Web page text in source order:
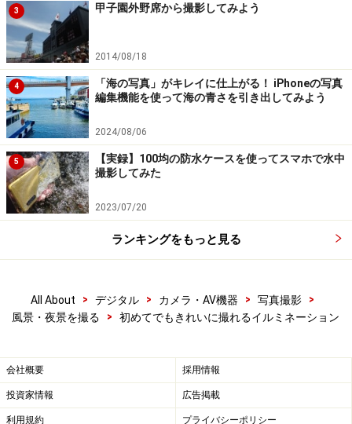
3 甲子園外野席から撮影してみよう
2014/08/18
4
「海の写真」がキレイに仕上がる！ iPhoneの写真
編集機能を使って海の青さを引き出してみよう
2024/08/06
5
【実録】100均の防水ケースを使ってスマホで水中
撮影してみた
2023/07/20
ランキングをもっと見る
All About > デジタル > カメラ・AV機器 > 写真撮影
>
風景・夜景を撮る
> 初めてでもきれいに撮れるイルミネーション
会社概要 採用情報
投資家情報 広告掲載
利用規約 プライバシーポリシー